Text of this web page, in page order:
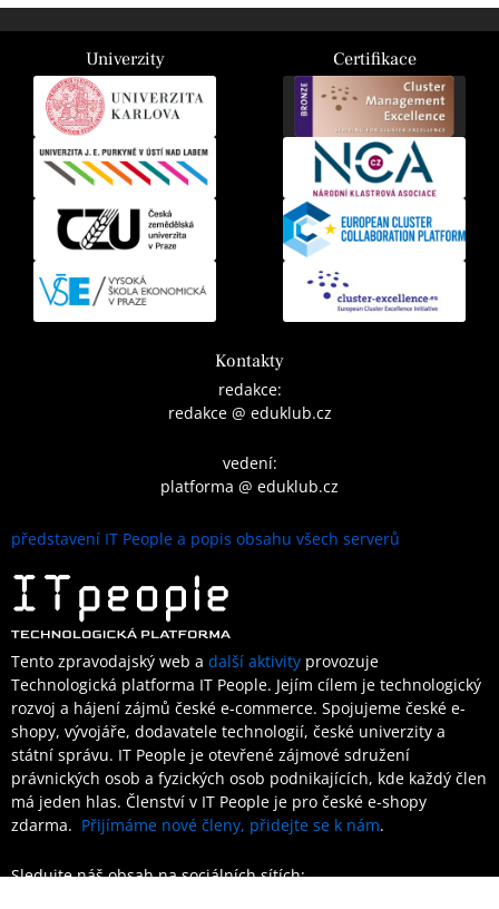
Univerzity Certifikace
Kontakty
redakce:
redakce @ eduklub.cz
vedení:
platforma @ eduklub.cz
představení IT People a popis obsahu všech serverů
Tento zpravodajský web a další aktivity provozuje
Technologická platforma IT People. Jejím cílem je technologický
rozvoj a hájení zájmů české e-commerce. Spojujeme české e-
shopy, vývojáře, dodavatele technologií, české univerzity a
státní správu. IT People je otevřené zájmové sdružení
právnických osob a fyzických osob podnikajících, kde každý člen
má jeden hlas. Členství v IT People je pro české e-shopy
zdarma. Přijímáme nové členy, přidejte se k nám.
Sledujte náš obsah na sociálních sítích: